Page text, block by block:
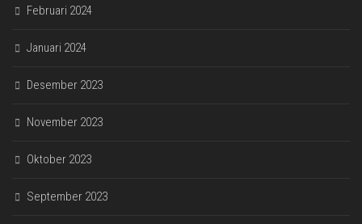
Februari 2024
Januari 2024
Desember 2023
November 2023
Oktober 2023
September 2023